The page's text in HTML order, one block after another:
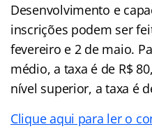
Desenvolvimento e
inscrições podem ser
fevereiro e 2 de maio.
médio, a taxa é de R$
nível superior, a taxa é
Clique aqui para ler o